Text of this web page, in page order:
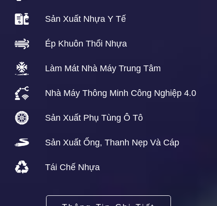
Sản Xuất Nhựa Y Tế
Ép Khuôn Thổi Nhựa
Làm Mát Nhà Máy Trung Tâm
Nhà Máy Thông Minh Công Nghiệp 4.0
Sản Xuất Phụ Tùng Ô Tô
Sản Xuất Ống, Thanh Nẹp Và Cáp
Tái Chế Nhựa